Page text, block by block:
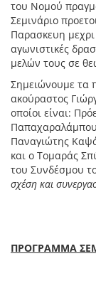
του Νομού
Σεμινάριο
Παρασκευη
αγωνιστικές
μελών τους σε
Σημειώνουμε τα
ακούραστος
οποίοι είναι:
Παναγιώτης
και ο Τομαράς
του Συνδέσμου
σχέση και
ΠΡΟΓΡΑΜΜΑ